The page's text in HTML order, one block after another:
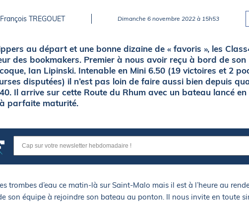
TREGOUET Dimanche 6 novembre 2022 à 15h53
au départ et une bonne dizaine de « favoris », les
des bookmakers. Premier à nous avoir reçu à bord de son
Ian Lipinski. Intenable en Mini 6.50 (19 victoires et 2
disputées) il n’est pas loin de faire aussi bien depuis
Il arrive sur cette Route du Rhum avec un bateau lancé en
parfaite maturité.
trombes d’eau ce matin-là sur Saint-Malo mais il est à l’heure au
son équipe à rejoindre son bateau au ponton. Il nous invite en toute